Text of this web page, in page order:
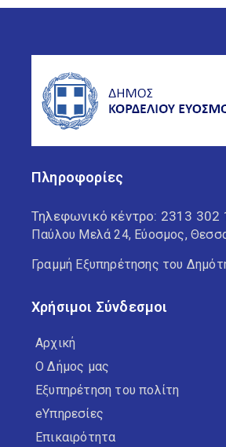
Πληροφορίες
Τηλεφωνικό κέντρο: 2313 302
Παύλου Μελά 24, Εύοσμος,
Γραμμή Εξυπηρέτησης του
Χρήσιμοι Σύνδεσμοι
Αρχική
Ο Δήμος μας
Εξυπηρέτηση του πολίτη
eΥπηρεσίες
Επικαιρότητα